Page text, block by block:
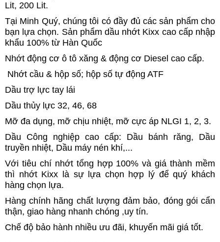
Lit, 200 Lit.
Tại Minh Quý, chúng tôi có đầy đủ các sản phẩm cho
bạn lựa chọn. Sản phẩm dầu nhớt Kixx cao cấp nhập
khẩu 100% từ Hàn Quốc
Nhớt động cơ ô tô xăng & động cơ Diesel cao cấp.
Nhớt cầu & hộp số; hộp số tự động ATF
Dầu trợ lực tay lái
Dầu thủy lực 32, 46, 68
Mỡ đa dụng, mỡ chịu nhiệt, mỡ cực áp NLGI 1, 2, 3.
Dầu Công nghiệp cao cấp: Dầu bánh răng, Dầu
truyền nhiệt, Dầu máy nén khí,...
Với tiêu chí nhớt tổng hợp 100% và giá thành mềm
thì nhớt Kixx là sự lựa chọn hợp lý để quý khách
hàng chọn lựa.
Hàng chính hãng chất lượng đảm bảo, đóng gói cẩn
thận, giao hàng nhanh chóng ,uy tín.
Chế độ bảo hành nhiều ưu đãi, khuyến mãi giá tốt.